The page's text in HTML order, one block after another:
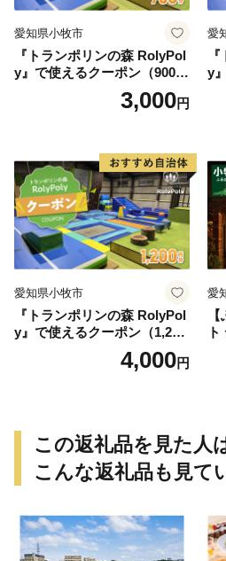
愛知県小牧市
『トランポリンの森 RolyPol
y』で使えるクーポン（900
3,000円
愛
y
愛知県小牧市
『トランポリンの森 RolyPol
y』で使えるクーポン（1,200
4,000円
愛
この返礼品を見た人
こんな返礼品も見て